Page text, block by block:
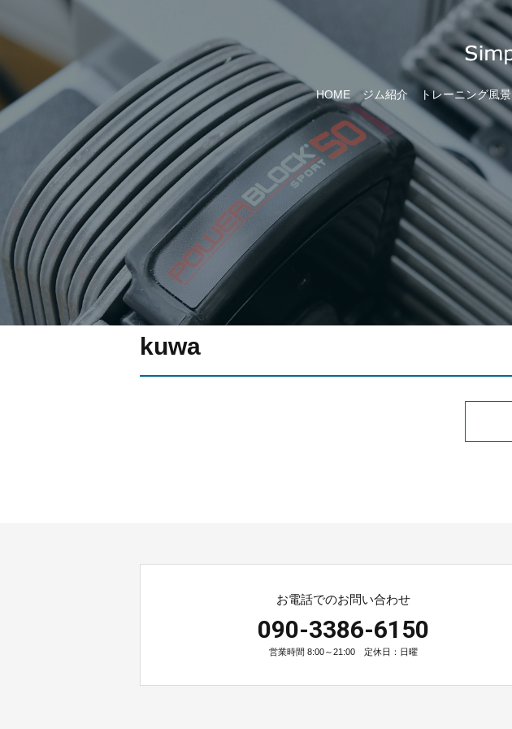
HOME ジム紹介 トレーニング風景
kuwa
お電話でのお問い合わせ
090-3386-6150
営業時間 8:00～21:00 定休日：日曜